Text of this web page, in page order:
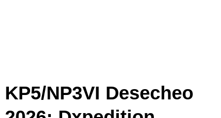
KP5/NP3VI Desecheo